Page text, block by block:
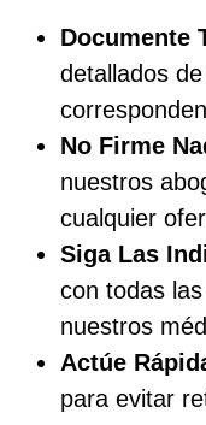
Documente
detallados
No Firme
nuestros
cualquier
Siga Las
con todas
nuestros
Actúe
para evitar